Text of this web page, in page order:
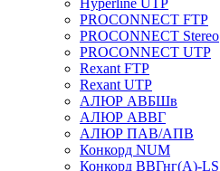
PROCONNECT FTP
PROCONNECT Stereo
PROCONNECT UTP
Rexant FTP
Rexant UTP
АЛЮР АВБШв
АЛЮР АВВГ
АЛЮР ПАВ/АПВ
Конкорд NUM
Конкорд ВВГнг(А)-LS